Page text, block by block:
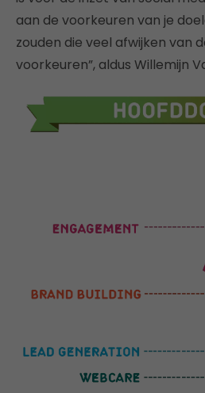
aan de voorkeuren van je
zouden die veel afwijken van
voorkeuren”, aldus Willemijn